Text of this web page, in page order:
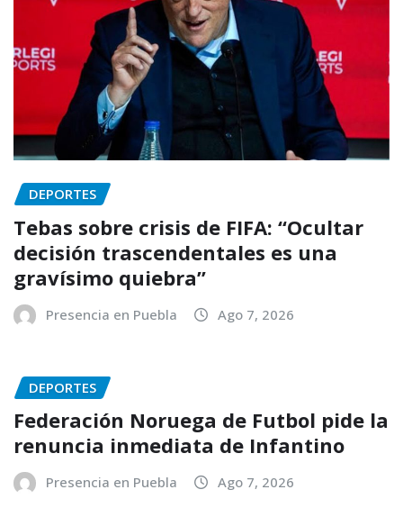
DEPORTES
Tebas sobre crisis de FIFA: “Ocultar
decisión trascendentales es una
gravísimo quiebra”
Presencia en Puebla Ago 7, 2026
DEPORTES
Federación Noruega de Futbol pide la
renuncia inmediata de Infantino
Presencia en Puebla Ago 7, 2026